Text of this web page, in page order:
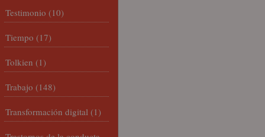
Testimonio (10)
Tiempo (17)
Tolkien (1)
Trabajo (148)
Transformación digital (1)